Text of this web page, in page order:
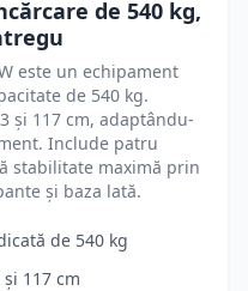
de 540 kg,
este un echipament
de 540 kg.
și 117 cm, adaptându-
Include patru
stabilitate maximă prin
și baza lată.
de 540 kg
117 cm